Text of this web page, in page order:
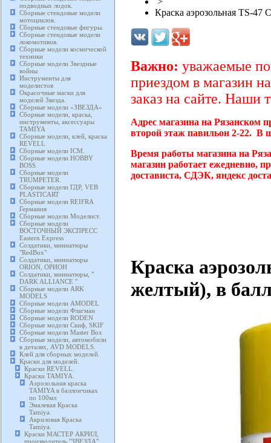
подводных лодок.
Сборные стендовые модели
мотоциклов.
Сборные стендовые фигуры.
Сборные стендовые модели
локомотивов.
Сборные модели космической
техники
Сборные модели Звездные
войны
Инструменты для
моделистов
Окрасочные маски для
моделей Звезда.
Сборные модели «ЗВЕЗДА»
Сборные модели, краска,
инструменты, аксессуары
TAMIYA
Сборные модели, клей, краска
REVELL
Сборные модели ICM.
Сборные модели HOBBY
BOSS.
Сборные модели
TRUMPETER.
Сборные модели ГДР, VEB
PLASTICART
Сборные модели REIFRA
Германия
Сборные модели Моделист.
Сборные модели
ВОСТОЧНЫЙ ЭКСПРЕСС
Eastern Express
Солдатики, миниатюры
"RedBox"
Солдатики, миниатюры
ORION, ОРИОН
Солдатики, миниатюры, "
DARK ALLIANCE "
Сборные модели ARK
MODELS
Сборные модели AMODEL
Сборные модели Флагман
Сборные модели RODEN
Сборные модели Скиф, SKIF
Сборные модели Master Box
Сборные модели, автомобили
в деталях, AVD MODELS.
Клей для сборных моделей.
Краски для моделей.
Краски REVELL.
Краски TAMIYA.
Аэрозольная краска
TAMIYA в баллончиках
по 100мл
Эмалевая Краска
Tamiya.
Акриловая Краска
Tamiya.
Краски МАСТЕР АКРИЛ,
производитель "ЗВЕЗДА"
Краска аэрозольная TS-
Важно: уважаемые
приездом в магазин
заказ на сайте. Наши
Адрес магазина на Рязанском
второй этаж павильон 2-22. В
Время работы магазина на
магазин работает ежедневно,
достависта, СДЭК, яндекс
Краска
желтый), в